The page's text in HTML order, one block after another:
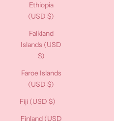
Ethiopia
(USD $)
Falkland
Islands (USD
$)
Faroe Islands
(USD $)
Fiji (USD $)
Finland (USD